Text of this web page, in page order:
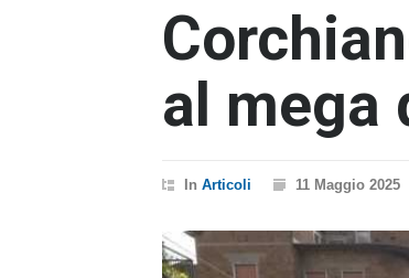
al mega
In Articoli 11 Maggio 2025